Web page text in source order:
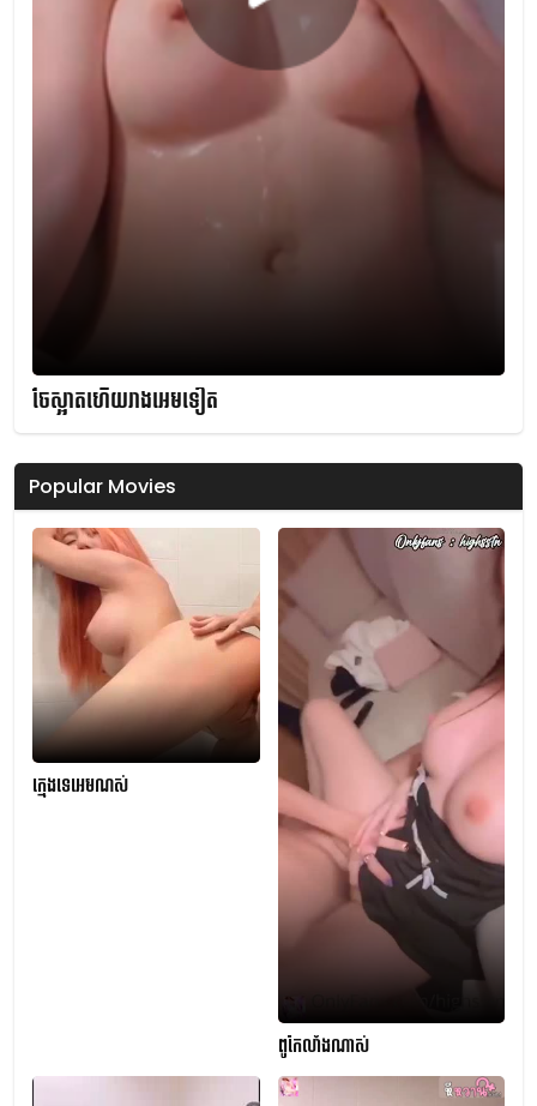
ចែស្អាតហើយរាងអេមទៀត
Popular Movies
ក្មេងទេអេមណស់
ពូកែលាំងណាស់